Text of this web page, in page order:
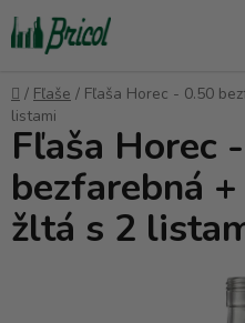
Prejsť
na
obsah
Domov
/ Fľaše / Fľaša Horec - 0.50
listami
Fľaša Horec
bezfarebná
žltá s 2